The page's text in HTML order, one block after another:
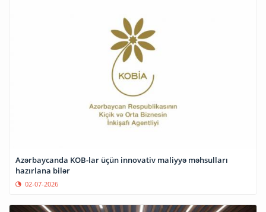
Azərbaycanda KOB-lar üçün innovativ maliyyə məhsulları
hazırlana bilər
02-07-2026